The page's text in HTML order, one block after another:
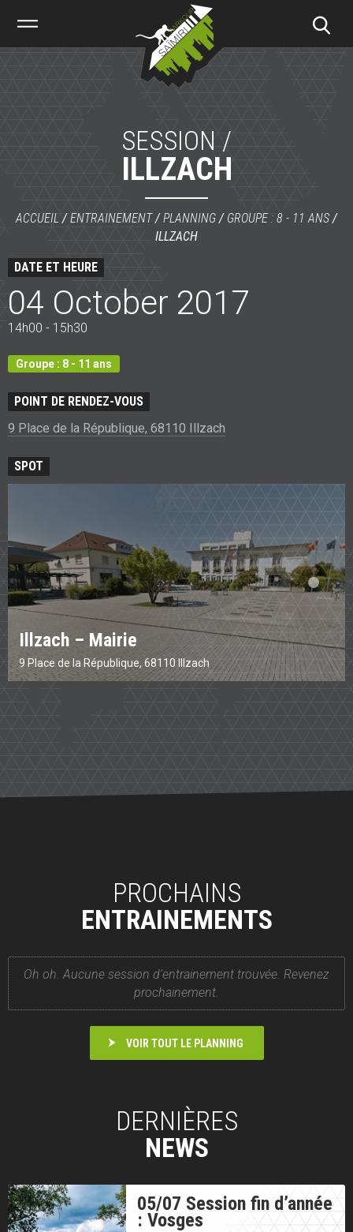
Parkour
SESSION /
ILLZACH
ACCUEIL /ENTRAINEMENT/PLANNING / GROUPE : 8 - 11 ANS /
ILLZACH
DATE ET HEURE
04 October 2017
14h00 - 15h30
Groupe : 8 - 11 ans
POINT DE RENDEZ-VOUS
9 Place de la République, 68110 Illzach
SPOT
Illzach – Mairie
9 Place de la République, 68110 Illzach
PROCHAINS
ENTRAINEMENTS
Oh oh. Aucune session d'entrainement trouvée. Revenez
prochainement.
VOIR TOUT LE PLANNING
DERNIÈRES
NEWS
05/07 Session fin d’année
: Vosges